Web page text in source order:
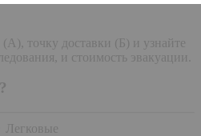
точку доставки (Б) и узнайте
и стоимость эвакуации.
Легковые